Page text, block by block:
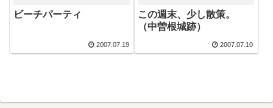
ビーチパーティ
2007.07.19
この週末、少し散策。
（中曽根城跡）
2007.07.10